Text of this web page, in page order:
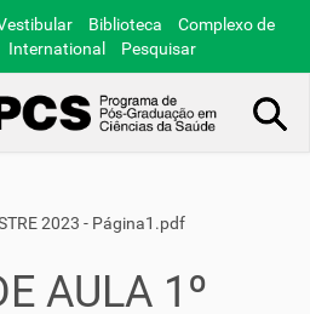
Biblioteca
Complexo de
International Pesquisar
2023 - Página1.pdf
AULA 1º